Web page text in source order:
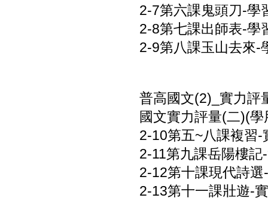
2-7第六課鬼頭刀-學
2-8第七課出師表-學
2-9第八課玉山去來-
普高國文(2)_實力評
國文實力評量(二)(學
2-10第五~八課複習
2-11第九課岳陽樓
2-12第十課現代詩
2-13第十一課壯遊-